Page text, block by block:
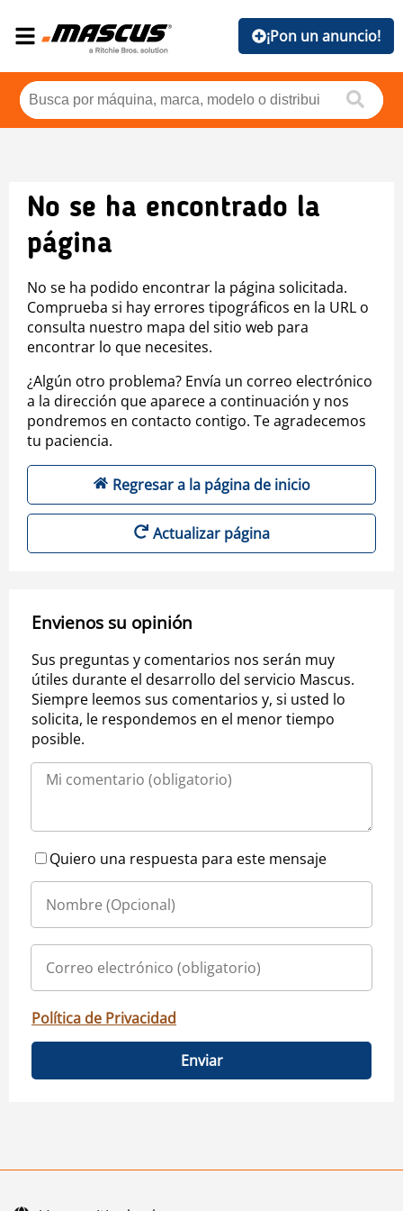
¡Pon un anuncio!
No se ha encontrado la
página
No se ha podido encontrar la página solicitada.
Comprueba si hay errores tipográficos en la URL o
consulta nuestro mapa del sitio web para
encontrar lo que necesites.
¿Algún otro problema? Envía un correo electrónico
a la dirección que aparece a continuación y nos
pondremos en contacto contigo. Te agradecemos
tu paciencia.
Regresar a la página de inicio
Actualizar página
Envienos su opinión
Sus preguntas y comentarios nos serán muy
útiles durante el desarrollo del servicio Mascus.
Siempre leemos sus comentarios y, si usted lo
solicita, le respondemos en el menor tiempo
posible.
Quiero una respuesta para este mensaje
Política de Privacidad
Enviar